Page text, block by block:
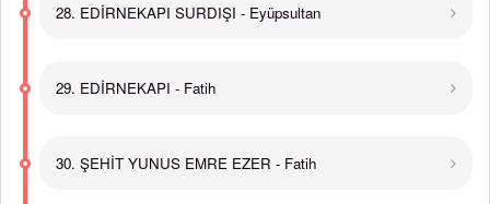
28. EDİRNEKAPI SURDIŞI - Eyüpsultan
29. EDİRNEKAPI - Fatih
30. ŞEHİT YUNUS EMRE EZER - Fatih